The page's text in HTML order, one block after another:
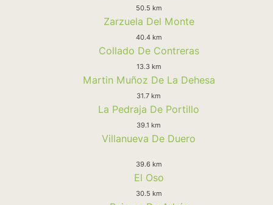
50.5 km
Zarzuela Del Monte
40.4 km
Collado De Contreras
13.3 km
Martin Muñoz De La Dehesa
31.7 km
La Pedraja De Portillo
39.1 km
Villanueva De Duero
39.6 km
El Oso
30.5 km